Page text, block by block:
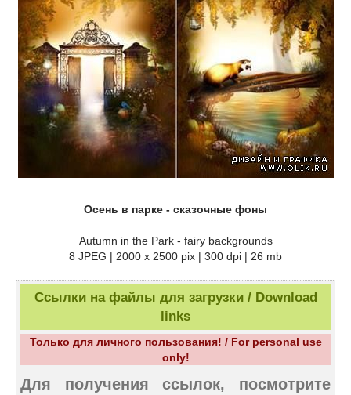
Осень в парке - сказочные фоны
Autumn in the Park - fairy backgrounds
8 JPEG | 2000 x 2500 pix | 300 dpi | 26 mb
Ссылки на файлы для загрузки / Download
links
Только для личного пользования! / For personal use
only!
Для получения ссылок, посмотрите